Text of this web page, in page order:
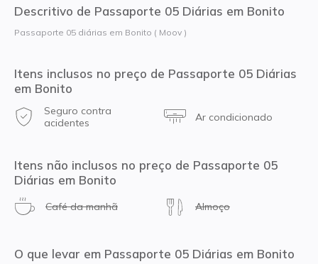
Descritivo de Passaporte 05 Diárias em Bonito
Passaporte 05 diárias em Bonito ( Moov )
Itens inclusos no preço de Passaporte 05 Diárias
em Bonito
Seguro contra
acidentes
Ar condicionado
Itens não inclusos no preço de Passaporte 05
Diárias em Bonito
Café da manhã Almoço
O que levar em Passaporte 05 Diárias em Bonito